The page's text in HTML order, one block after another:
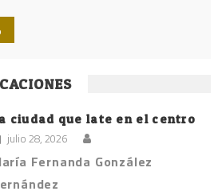
ciudad que late en el centro
julio 28, 2026
Fernanda González